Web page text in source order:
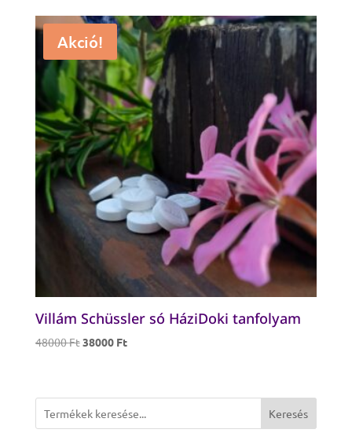
Akció!
Villám Schüssler só HáziDoki tanfolyam
48000FtOriginal
48000 Ft.
38000 FtCurrent
38000 Ft.
Keresés